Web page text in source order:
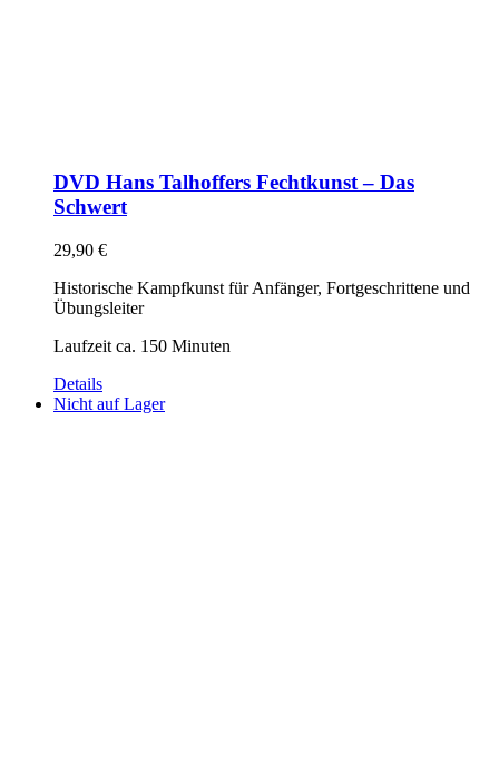
DVD Hans Talhoffers Fechtkunst – Das
Schwert
29,90 €
Historische Kampfkunst für Anfänger, Fortgeschrittene und
Übungsleiter
Laufzeit ca. 150 Minuten
Details
Nicht auf Lager